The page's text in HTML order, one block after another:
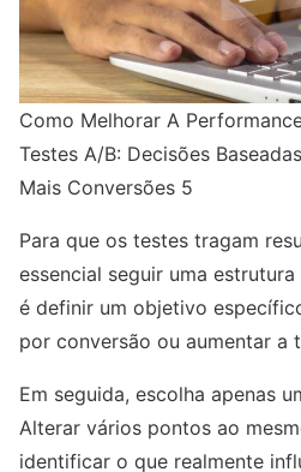
Como Melhorar A
Testes A/B: Decisões
Mais Conversões 5
Para que os testes tragam
essencial seguir uma
é definir um objetivo
por conversão ou aumentar a
Em seguida, escolha apenas
Alterar vários pontos ao
identificar o que realmente